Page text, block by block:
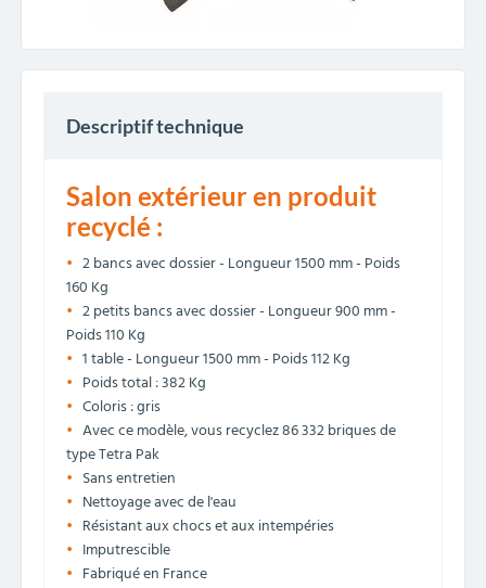
Descriptif technique
Salon extérieur en produit
recyclé :
2 bancs avec dossier - Longueur 1500 mm - Poids
160 Kg
2 petits bancs avec dossier - Longueur 900 mm -
Poids 110 Kg
1 table - Longueur 1500 mm - Poids 112 Kg
Poids total : 382 Kg
Coloris : gris
Avec ce modèle, vous recyclez 86 332 briques de
type Tetra Pak
Sans entretien
Nettoyage avec de l'eau
Résistant aux chocs et aux intempéries
Imputrescible
Fabriqué en France